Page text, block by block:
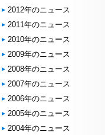
2012年のニュース
2011年のニュース
2010年のニュース
2009年のニュース
2008年のニュース
2007年のニュース
2006年のニュース
2005年のニュース
2004年のニュース